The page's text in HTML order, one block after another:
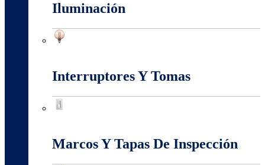
Iluminación
Interruptores Y Tomas
Marcos Y Tapas De Inspección